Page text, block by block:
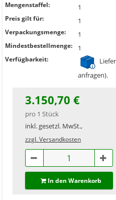
Mengenstaffel: 1
Preis gilt für: 1
Verpackungsmenge: 1
Mindestbestellmenge: 1
Verfügbarkeit:
anfragen).
3.150,70 €
pro 1 Stück
inkl. gesetzl. MwSt.,
zzgl. Versandkosten
In den Warenkorb